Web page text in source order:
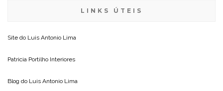
LINKS ÚTEIS
Site do Luis Antonio Lima
Patricia Portilho Interiores
Blog do Luis Antonio Lima